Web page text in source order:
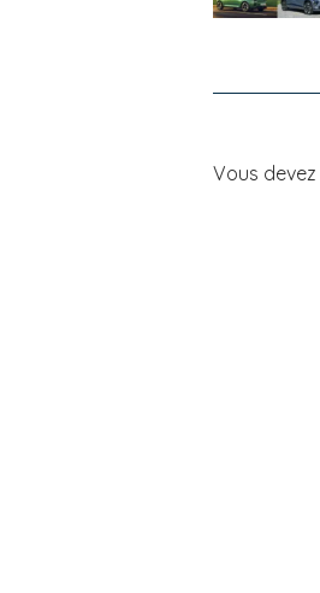
Vous devez